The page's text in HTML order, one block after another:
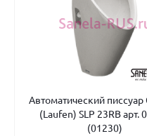
Автоматический писсуар
(Laufen) SLP 23RB арт.
(01230)